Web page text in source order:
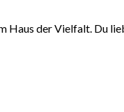
Haus der Vielfalt. Du